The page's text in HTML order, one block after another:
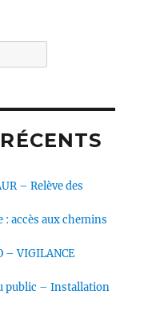
– Relève des
: accès aux chemins
– VIGILANCE
public – Installation